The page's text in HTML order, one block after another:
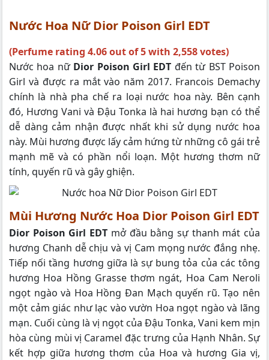
Nước Hoa Nữ Dior Poison Girl EDT
(Perfume rating 4.06 out of 5 with 2,558 votes)
Nước hoa nữDior Poison Girl EDT đến từ BST Poison
Girl và được ra mắt vào năm 2017. Francois Demachy
chính là nhà pha chế ra loại nước hoa này. Bên cạnh
đó, Hương Vani và Đậu Tonka là hai hương bạn có thể
dễ dàng cảm nhận được nhất khi sử dụng nước hoa
này. Mùi hương được lấy cảm hứng từ những cô gái trẻ
mạnh mẽ và có phần nổi loạn. Một hương thơm nữ
tính, quyến rũ và gây ghiện.
Mùi Hương Nước Hoa Dior Poison Girl EDT
Dior Poison Girl EDT mở đầu bằng sự thanh mát của
hương Chanh dễ chịu và vị Cam mọng nước đắng nhẹ.
Tiếp nối tầng hương giữa là sự bung tỏa của các tông
hương Hoa Hồng Grasse thơm ngát, Hoa Cam Neroli
ngọt ngào và Hoa Hồng Đan Mạch quyến rũ. Tạo nên
một cảm giác như lạc vào vườn Hoa ngọt ngào và lãng
mạn. Cuối cùng là vị ngọt của Đậu Tonka, Vani kem mịn
hòa cùng mùi vị Caramel đặc trưng của Hạnh Nhân. Sự
kết hợp giữa hương thơm của Hoa và hương Gia vị,